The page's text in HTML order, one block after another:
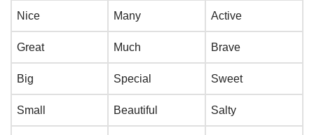
Nice Many Active
Great Much Brave
Big Special Sweet
Small Beautiful Salty